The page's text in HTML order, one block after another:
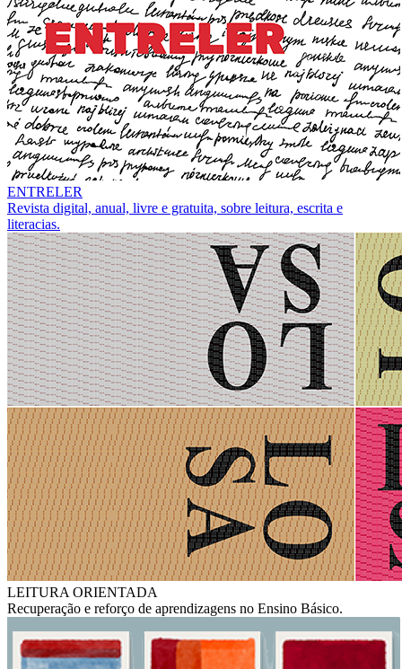
ENTRELER
Revista digital, anual, livre e gratuita, sobre leitura, escrita e
literacias.
LEITURA ORIENTADA
Recuperação e reforço de aprendizagens no Ensino Básico.